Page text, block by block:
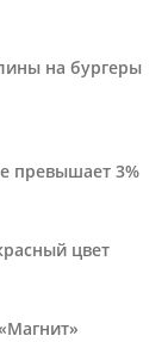
на бургеры
превышает 3%
цвет